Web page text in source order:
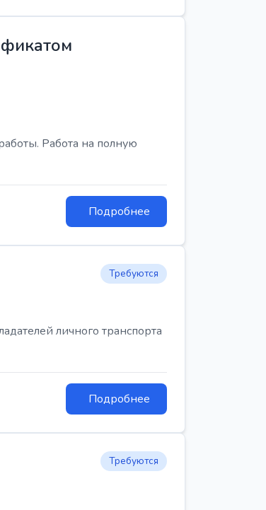
Работа на полную
Подробнее
Требуются
личного транспорта
Подробнее
Требуются